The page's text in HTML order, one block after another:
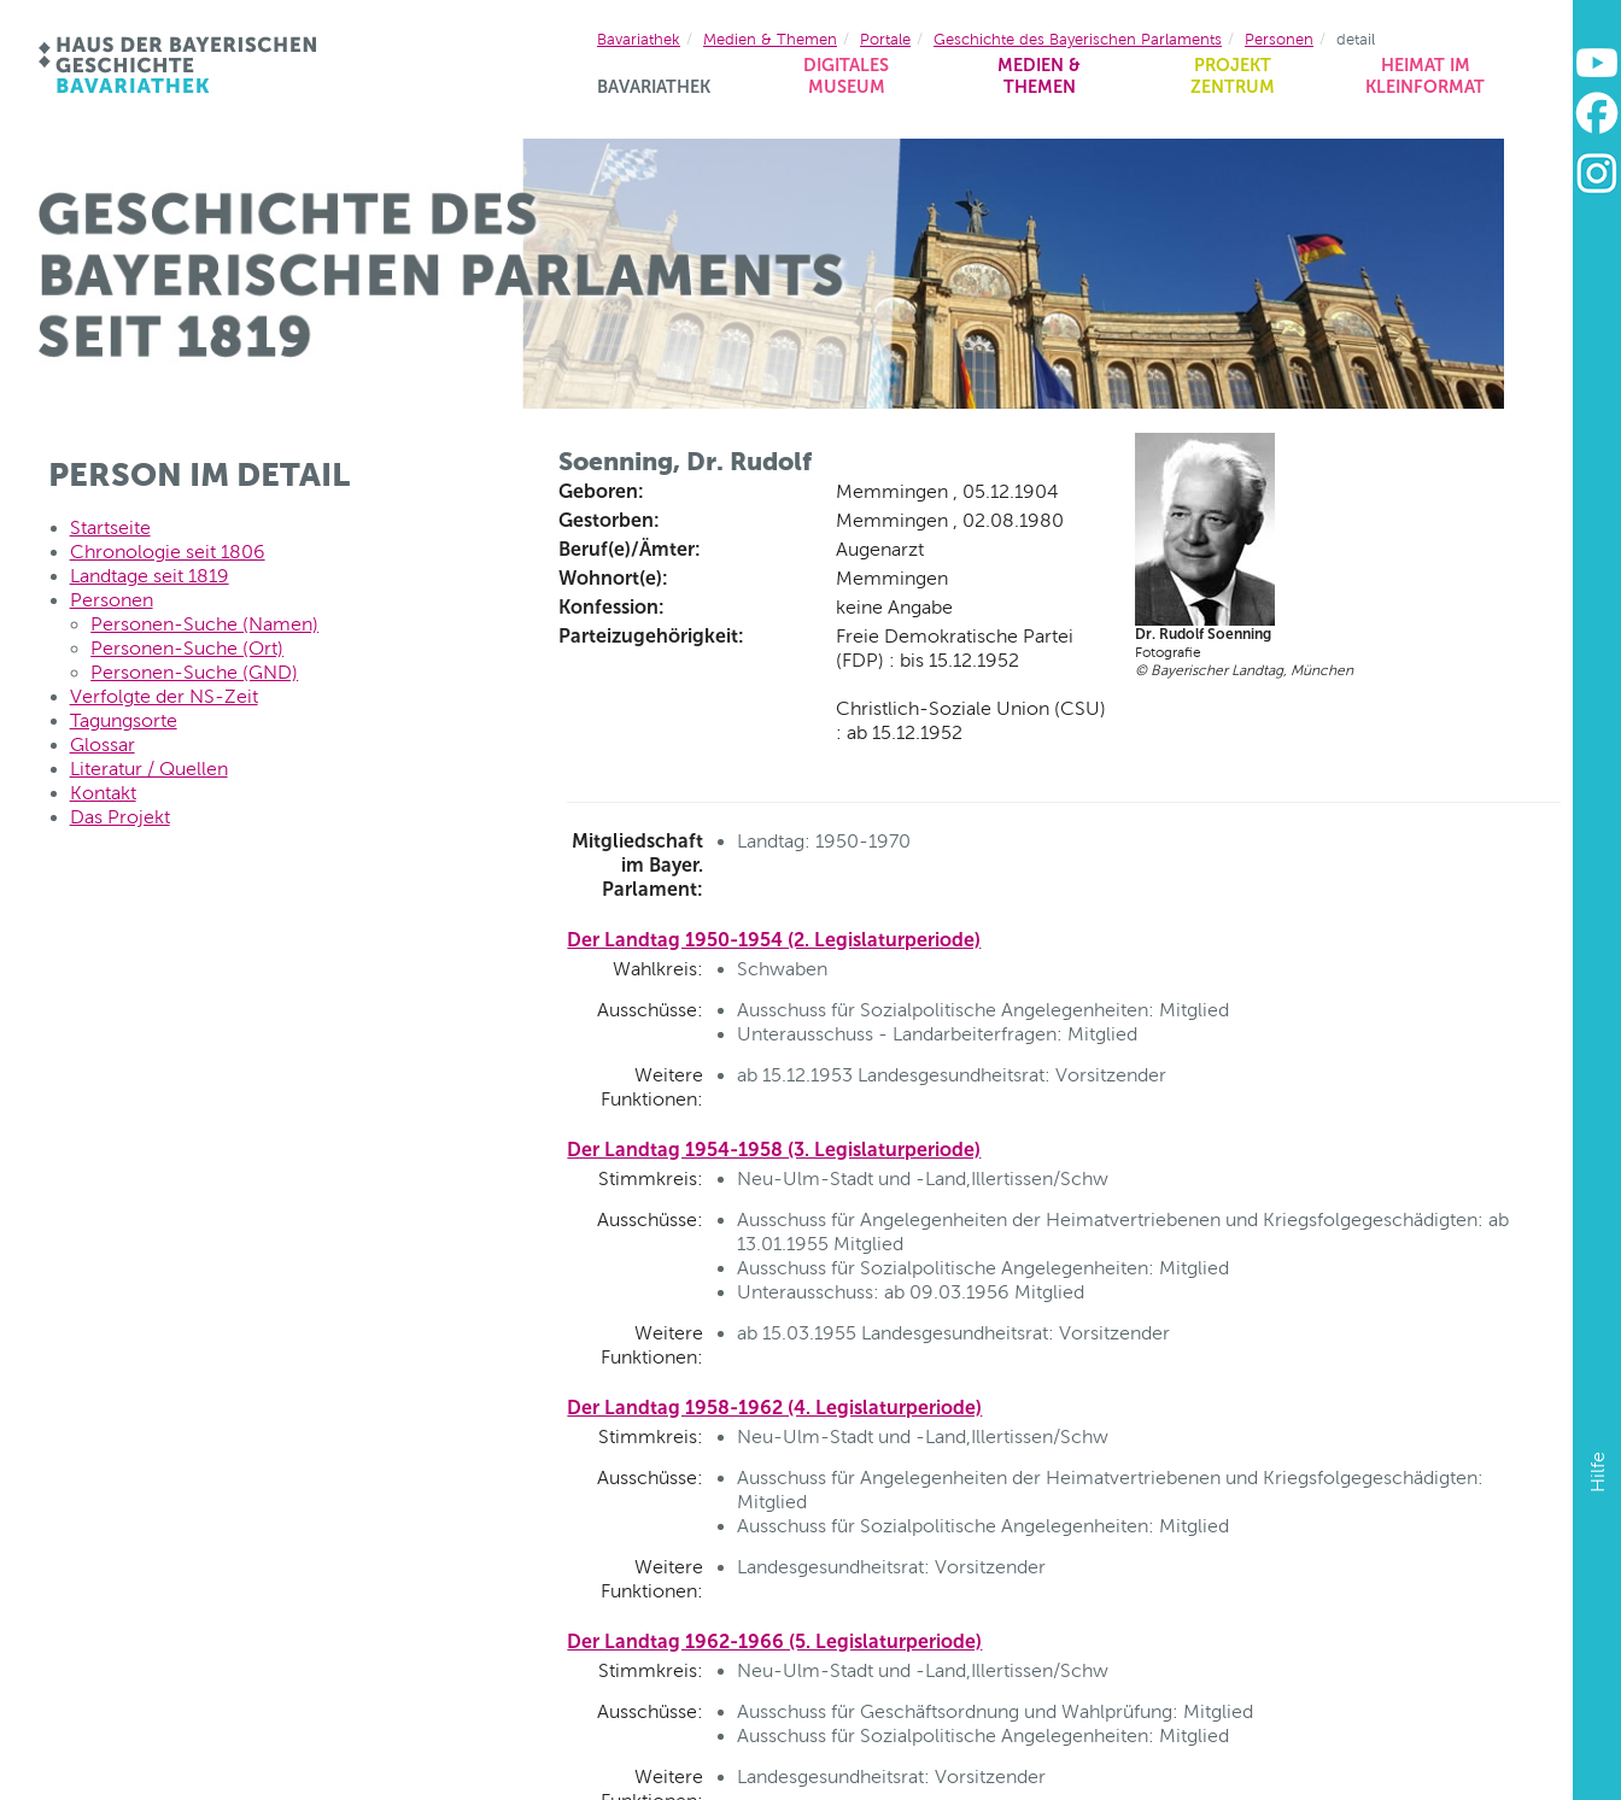
BAVARIATHEK
DIGITALES
MUSEUM
MEDIEN &
THEMEN
PROJEKT
ZENTRUM
HEIMAT IM
KLEINFORMAT
Hilfe
Bavariathek Medien & Themen Portale Geschichte des Bayerischen Parlaments Personen detail
PERSON IM DETAIL
Startseite
Chronologie seit 1806
Landtage seit 1819
Personen
Personen-Suche (Namen)
Personen-Suche (Ort)
Personen-Suche (GND)
Verfolgte der NS-Zeit
Tagungsorte
Glossar
Literatur / Quellen
Kontakt
Das Projekt
Soenning, Dr. Rudolf
Geboren: Memmingen , 05.12.1904
Gestorben: Memmingen , 02.08.1980
Beruf(e)/Ämter: Augenarzt
Wohnort(e): Memmingen
Konfession: keine Angabe
Parteizugehörigkeit:
Freie Demokratische Partei
(FDP) : bis 15.12.1952
Christlich-Soziale Union (CSU)
: ab 15.12.1952
Dr. Rudolf Soenning
Fotografie
© Bayerischer Landtag, München
Mitgliedschaft
im Bayer.
Parlament:
Landtag: 1950-1970
Der Landtag 1950-1954 (2. Legislaturperiode)
Wahlkreis:
Schwaben
Ausschüsse:
Ausschuss für Sozialpolitische Angelegenheiten: Mitglied
Unterausschuss - Landarbeiterfragen: Mitglied
Weitere
Funktionen:
ab 15.12.1953 Landesgesundheitsrat: Vorsitzender
Der Landtag 1954-1958 (3. Legislaturperiode)
Stimmkreis:
Neu-Ulm-Stadt und -Land,Illertissen/Schw
Ausschüsse:
Ausschuss für Angelegenheiten der Heimatvertriebenen und Kriegsfolgegeschädigten: ab
13.01.1955 Mitglied
Ausschuss für Sozialpolitische Angelegenheiten: Mitglied
Unterausschuss: ab 09.03.1956 Mitglied
Weitere
Funktionen:
ab 15.03.1955 Landesgesundheitsrat: Vorsitzender
Der Landtag 1958-1962 (4. Legislaturperiode)
Stimmkreis:
Neu-Ulm-Stadt und -Land,Illertissen/Schw
Ausschüsse:
Ausschuss für Angelegenheiten der Heimatvertriebenen und Kriegsfolgegeschädigten:
Mitglied
Ausschuss für Sozialpolitische Angelegenheiten: Mitglied
Weitere
Funktionen:
Landesgesundheitsrat: Vorsitzender
Der Landtag 1962-1966 (5. Legislaturperiode)
Stimmkreis:
Neu-Ulm-Stadt und -Land,Illertissen/Schw
Ausschüsse:
Ausschuss für Geschäftsordnung und Wahlprüfung: Mitglied
Ausschuss für Sozialpolitische Angelegenheiten: Mitglied
Weitere
Landesgesundheitsrat: Vorsitzender